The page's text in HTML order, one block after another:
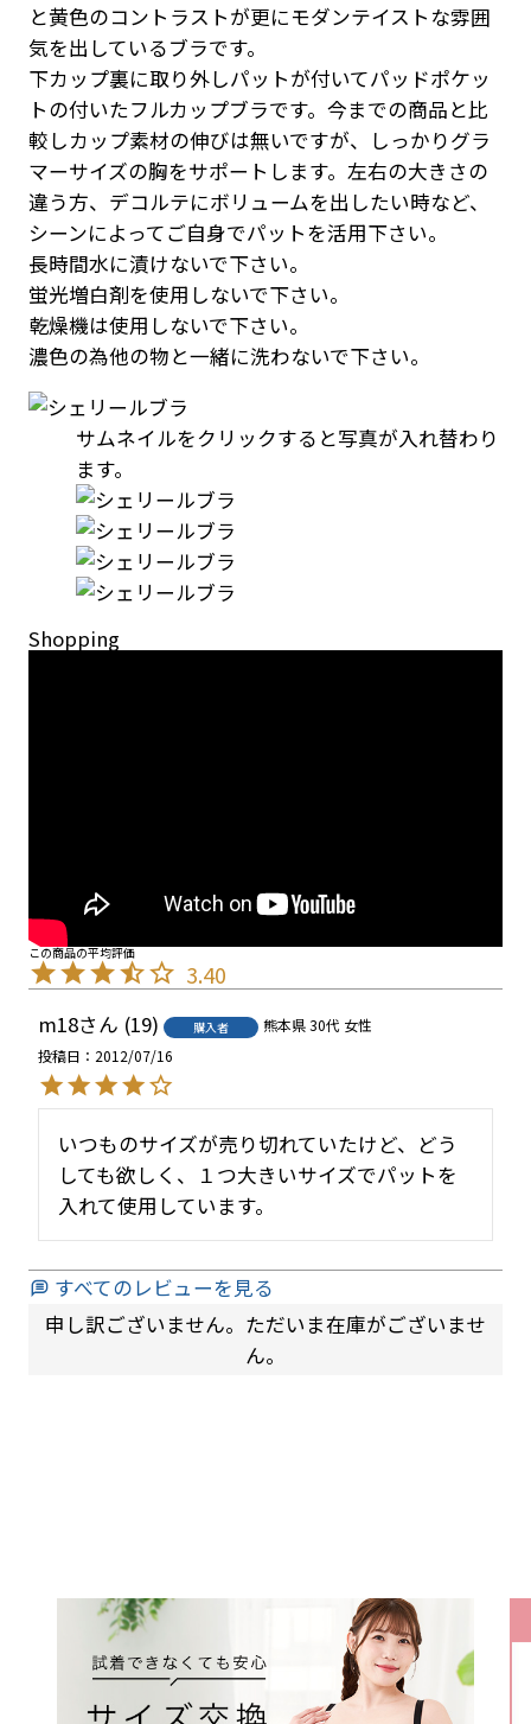
と黄色のコントラストが更にモダンテイストな雰囲
気を出しているブラです。
下カップ裏に取り外しパットが付いてパッドポケッ
トの付いたフルカップブラです。今までの商品と比
較しカップ素材の伸びは無いですが、しっかりグラ
マーサイズの胸をサポートします。左右の大きさの
違う方、デコルテにボリュームを出したい時など、
シーンによってご自身でパットを活用下さい。
長時間水に漬けないで下さい。
蛍光増白剤を使用しないで下さい。
乾燥機は使用しないで下さい。
濃色の為他の物と一緒に洗わないで下さい。
サムネイルをクリックすると写真が入れ替わり
ます。
Shopping
3.40
m18 19 購入者 熊本県30代 女性
投稿日
2012/07/16
いつものサイズが売り切れていたけど、どう
しても欲しく、１つ大きいサイズでパットを
入れて使用しています。
すべてのレビューを見る
申し訳ございません。ただいま在庫がございませ
ん。